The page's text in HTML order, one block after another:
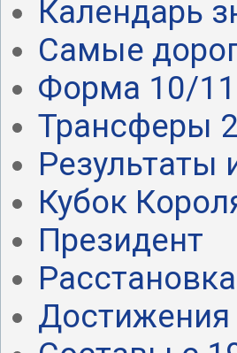
Календарь
Самые
Форма 10/11
Трансферы
Результаты
Кубок
Президент
Расстановка
Достижения